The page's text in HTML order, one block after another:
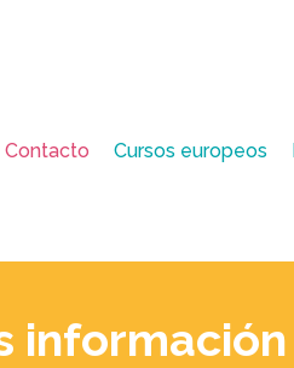
Contacto Cursos europeos
información